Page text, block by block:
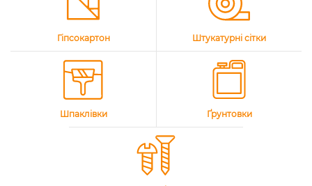
Гіпсокартон Штукатурні сітки
Шпаклівки Ґрунтовки